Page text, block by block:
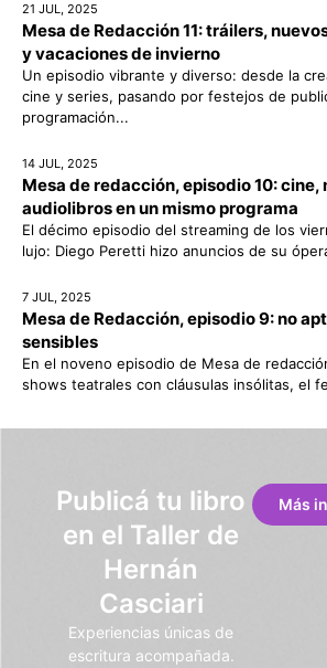
21 JUL, 2025
Mesa de Redacción 11: tráilers,
y vacaciones de invierno
Un episodio vibrante y diverso: desde la
cine y series, pasando por festejos de
programación...
14 JUL, 2025
Mesa de redacción, episodio 10:
audiolibros en un mismo programa
El décimo episodio del streaming de los
lujo: Diego Peretti hizo anuncios de su
7 JUL, 2025
Mesa de Redacción, episodio 9: no
sensibles
En el noveno episodio de Mesa de
shows teatrales con cláusulas insólitas, el
Publicá tu libro
en el Taller de
Hernán
Casciari
Experiencias únicas de
escritura acompañada.
Más